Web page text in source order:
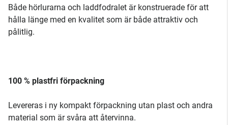
Både hörlurarna och laddfodralet är konstruerade för att
hålla länge med en kvalitet som är både attraktiv och
pålitlig.
100 % plastfri förpackning
Levereras i ny kompakt förpackning utan plast och andra
material som är svåra att återvinna.